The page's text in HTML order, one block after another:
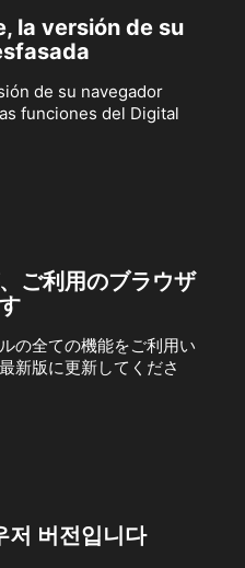
la versión de su
de su navegador
funciones del Digital
ご利用のブラウザ
の全ての機能をご利用い
新版に更新してくださ
저 버전입니다